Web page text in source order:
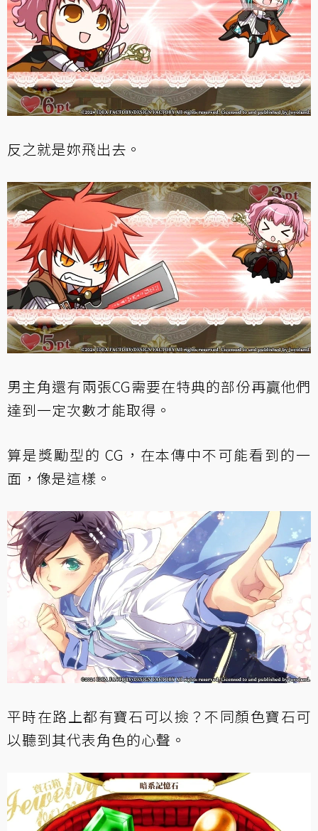
反之就是妳飛出去。
男主角還有兩張CG需要在特典的部份再贏他們
達到一定次數才能取得。
算是獎勵型的 CG，在本傳中不可能看到的一
面，像是這樣。
平時在路上都有寶石可以撿？不同顏色寶石可
以聽到其代表角色的心聲。